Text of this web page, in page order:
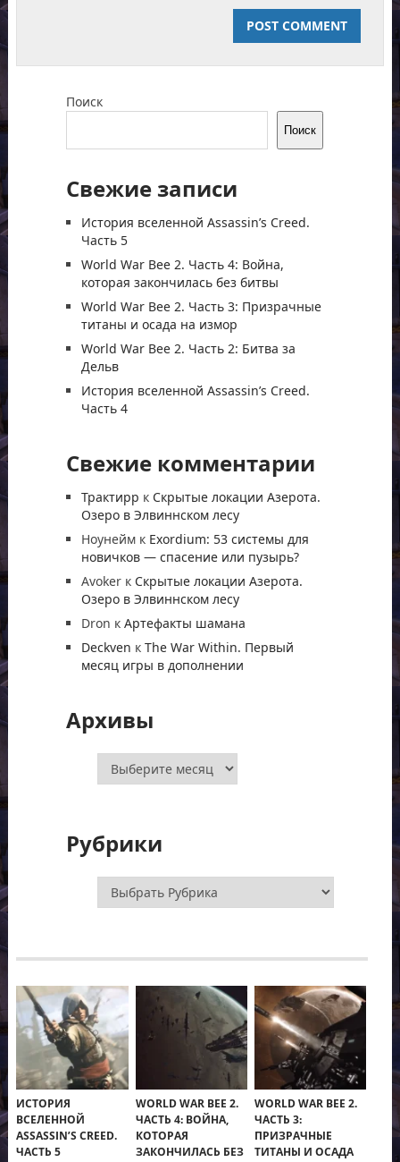
Поиск
Поиск
Свежие записи
История вселенной Assassin’s Creed.
Часть 5
World War Bee 2. Часть 4: Война,
которая закончилась без битвы
World War Bee 2. Часть 3: Призрачные
титаны и осада на измор
World War Bee 2. Часть 2: Битва за
Дельв
История вселенной Assassin’s Creed.
Часть 4
Свежие комментарии
Трактирр к Скрытые локации Азерота.
Озеро в Элвиннском лесу
Ноунеймк Exordium: 53 системы для
новичков — спасение или пузырь?
Avokerк Скрытые локации Азерота.
Озеро в Элвиннском лесу
Dron к Артефакты шамана
Deckven к The War Within. Первый
месяц игры в дополнении
Архивы
Архивы
Рубрики
Рубрики
ИСТОРИЯ
ВСЕЛЕННОЙ
ASSASSIN’S CREED.
ЧАСТЬ 5
WORLD WAR BEE 2.
ЧАСТЬ 4: ВОЙНА,
КОТОРАЯ
ЗАКОНЧИЛАСЬ БЕЗ
WORLD WAR BEE 2.
ЧАСТЬ 3:
ПРИЗРАЧНЫЕ
ТИТАНЫ И ОСАДА